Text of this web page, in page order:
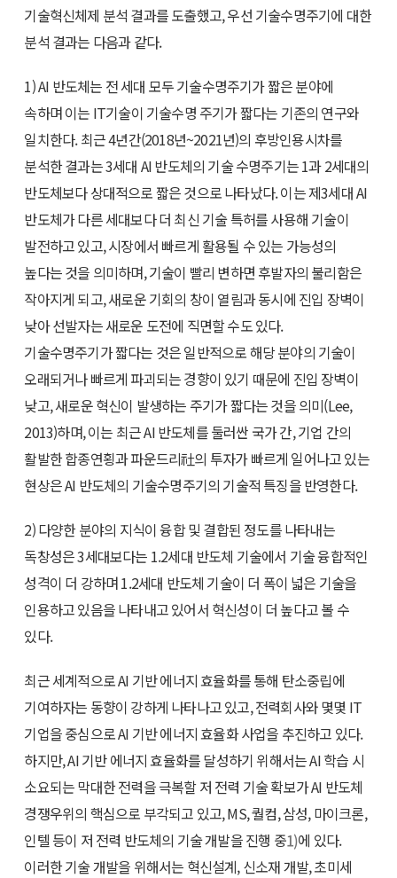
기술혁신체제 분석 결과를 도출했고, 우선 기술수명주기에 대한
분석 결과는 다음과 같다.
1) AI 반도체는 전 세대 모두 기술수명주기가 짧은 분야에
속하며 이는 IT기술이 기술수명 주기가 짧다는 기존의 연구와
일치한다. 최근 4년간(2018년~2021년)의 후방인용시차를
분석한 결과는 3세대 AI 반도체의 기술 수명주기는 1과 2세대의
반도체보다 상대적으로 짧은 것으로 나타났다. 이는 제3세대 AI
반도체가 다른 세대보다 더 최신 기술 특허를 사용해 기술이
발전하고 있고, 시장에서 빠르게 활용될 수 있는 가능성의
높다는 것을 의미하며, 기술이 빨리 변하면 후발자의 불리함은
작아지게 되고, 새로운 기회의 창이 열림과 동시에 진입 장벽이
낮아 선발자는 새로운 도전에 직면할 수도 있다.
기술수명주기가 짧다는 것은 일반적으로 해당 분야의 기술이
오래되거나 빠르게 파괴되는 경향이 있기 때문에 진입 장벽이
낮고, 새로운 혁신이 발생하는 주기가 짧다는 것을 의미(Lee,
2013)하며, 이는 최근 AI 반도체를 둘러싼 국가 간, 기업 간의
활발한 합종연횡과 파운드리社의 투자가 빠르게 일어나고 있는
현상은 AI 반도체의 기술수명주기의 기술적 특징을 반영한다.
2) 다양한 분야의 지식이 융합 및 결합된 정도를 나타내는
독창성은 3세대보다는 1.2세대 반도체 기술에서 기술 융합적인
성격이 더 강하며 1.2세대 반도체 기술이 더 폭이 넓은 기술을
인용하고 있음을 나타내고 있어서 혁신성이 더 높다고 볼 수
있다.
최근 세계적으로 AI 기반 에너지 효율화를 통해 탄소중립에
기여하자는 동향이 강하게 나타나고 있고, 전력회사와 몇몇 IT
기업을 중심으로 AI 기반 에너지 효율화 사업을 추진하고 있다.
하지만, AI 기반 에너지 효율화를 달성하기 위해서는 AI 학습 시
소요되는 막대한 전력을 극복할 저 전력 기술 확보가 AI 반도체
경쟁우위의 핵심으로 부각되고 있고, MS, 퀄컴, 삼성, 마이크론,
인텔 등이 저 전력 반도체의 기술 개발을 진행 중1)에 있다.
이러한 기술 개발을 위해서는 혁신설계, 신소재 개발, 초미세